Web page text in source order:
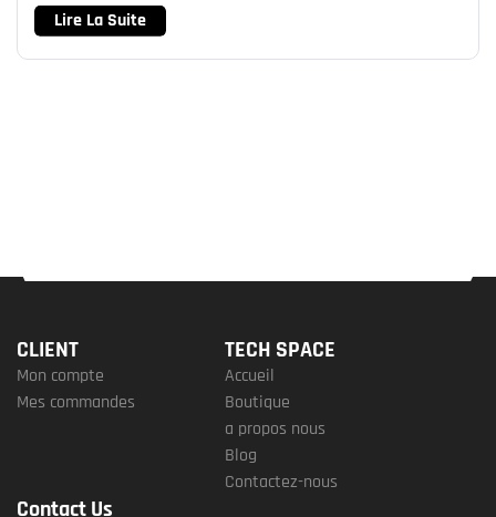
Lire La Suite
CLIENT
Mon compte
Mes commandes
TECH SPACE
Accueil
Boutique
a propos nous
Blog
Contactez-nous
Contact Us